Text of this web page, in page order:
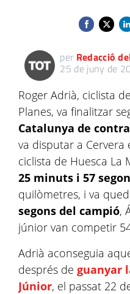
per Redacció
25 de juny de
Roger Adrià, ciclista
Planes, va finalitzar
Catalunya de
va disputar a Cervera
ciclista de Huesca La
25 minuts i 57
quilòmetres, i va
segons del campió,
júnior van competir
Adrià aconseguia
després de guanyar
Júnior, el passat 22